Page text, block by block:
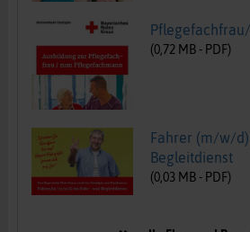
(0,72 MB - PDF)
Fahrer (m/w/d)
Begleitdienst
(0,03 MB - PDF)